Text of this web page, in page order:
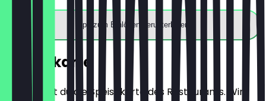
App zum Einlösen herunterladen
Speisekarte
Hier findest du die Speisekarte des Restaurants. Wir